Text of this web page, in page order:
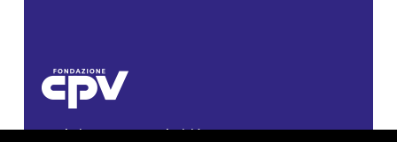
Fondazione Centro Produttività Veneto